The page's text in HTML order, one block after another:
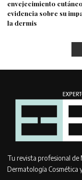
envejecimiento
evidencia sobre su
la dermis
Tu revista profesional de
Dermatología Cosmética